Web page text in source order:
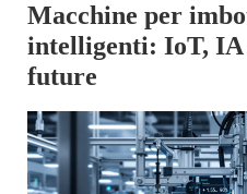
Macchine per
intelligenti: IoT, IA
future